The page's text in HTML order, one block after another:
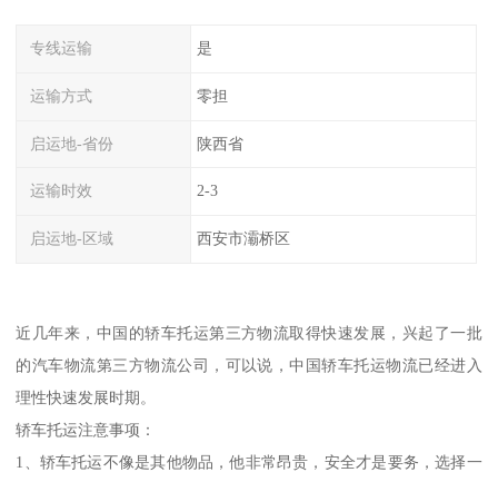
专线运输 是
运输方式 零担
启运地-省份 陕西省
运输时效 2-3
启运地-区域 西安市灞桥区
近几年来，中国的轿车托运第三方物流取得快速发展，兴起了一批
的汽车物流第三方物流公司，可以说，中国轿车托运物流已经进入
理性快速发展时期。
轿车托运注意事项：
1、轿车托运不像是其他物品，他非常昂贵，安全才是要务，选择一